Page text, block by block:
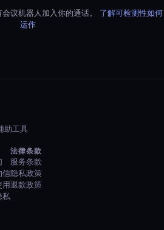
议机器人加入你的通话。 了解可检测性如何
运作
助工具
信
用
私
法律条款
服务条款
隐私政策
退款政策